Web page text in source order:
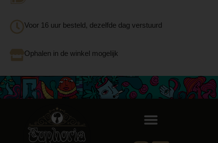
Voor 16 uur besteld, dezelfde dag verstuurd
Ophalen in de winkel mogelijk